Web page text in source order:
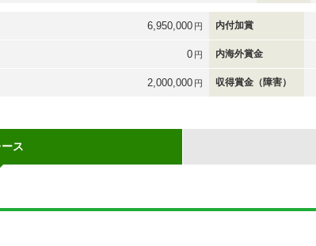
6,950,000 円 内付加賞
0 円 内海外賞金
2,000,000 円 収得賞金（障害）
ス